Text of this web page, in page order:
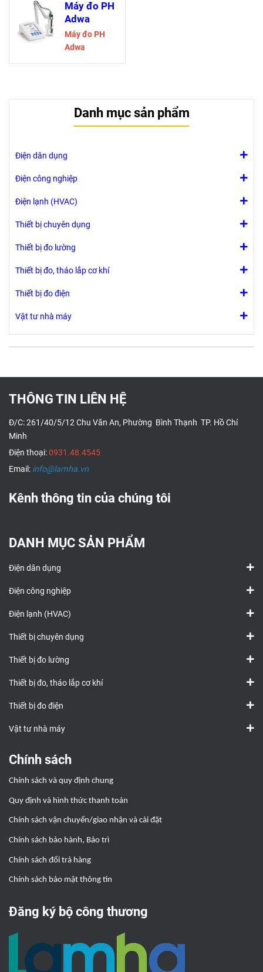
Máy đo PH
Adwa
Máy đo PH
Adwa
Danh mục sản phẩm
Điện dân dụng
Điện công nghiệp
Điện lạnh (HVAC)
Thiết bị chuyên dụng
Thiết bị đo lường
Thiết bị đo, tháo lắp cơ khí
Thiết bị đo điện
Vật tư nhà máy
THÔNG TIN LIÊN HỆ
Đ/C: 261/40/5/12 Chu Văn An, Phường Bình Thạnh TP. Hồ Chí
Minh
Điện thoại:0931.48.4545
Email: info@lamha.vn
Kênh thông tin của chúng tôi
DANH MỤC SẢN PHẨM
Điện dân dụng
Điện công nghiệp
Điện lạnh (HVAC)
Thiết bị chuyên dụng
Thiết bị đo lường
Thiết bị đo, tháo lắp cơ khí
Thiết bị đo điện
Vật tư nhà máy
Chính sách
Chính sách và quy định chung
Quy định và hình thức thanh toán
Chính sách vận chuyển/giao nhận và cài đặt
Chính sách bảo hành, Bảo trì
Chính sách đổi trả hàng
Chính sách bảo mật thông tin
Đăng ký bộ công thương